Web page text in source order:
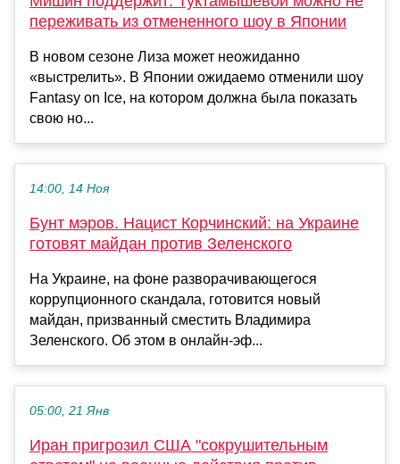
переживать из отмененного шоу в Японии
В новом сезоне Лиза может неожиданно
«выстрелить». В Японии ожидаемо отменили шоу
Fantasy on Ice, на котором должна была показать
свою но...
14:00, 14 Ноя
Бунт мэров. Нацист Корчинский: на Украине
готовят майдан против Зеленского
На Украине, на фоне разворачивающегося
коррупционного скандала, готовится новый
майдан, призванный сместить Владимира
Зеленского. Об этом в онлайн-эф...
05:00, 21 Янв
Иран пригрозил США "сокрушительным